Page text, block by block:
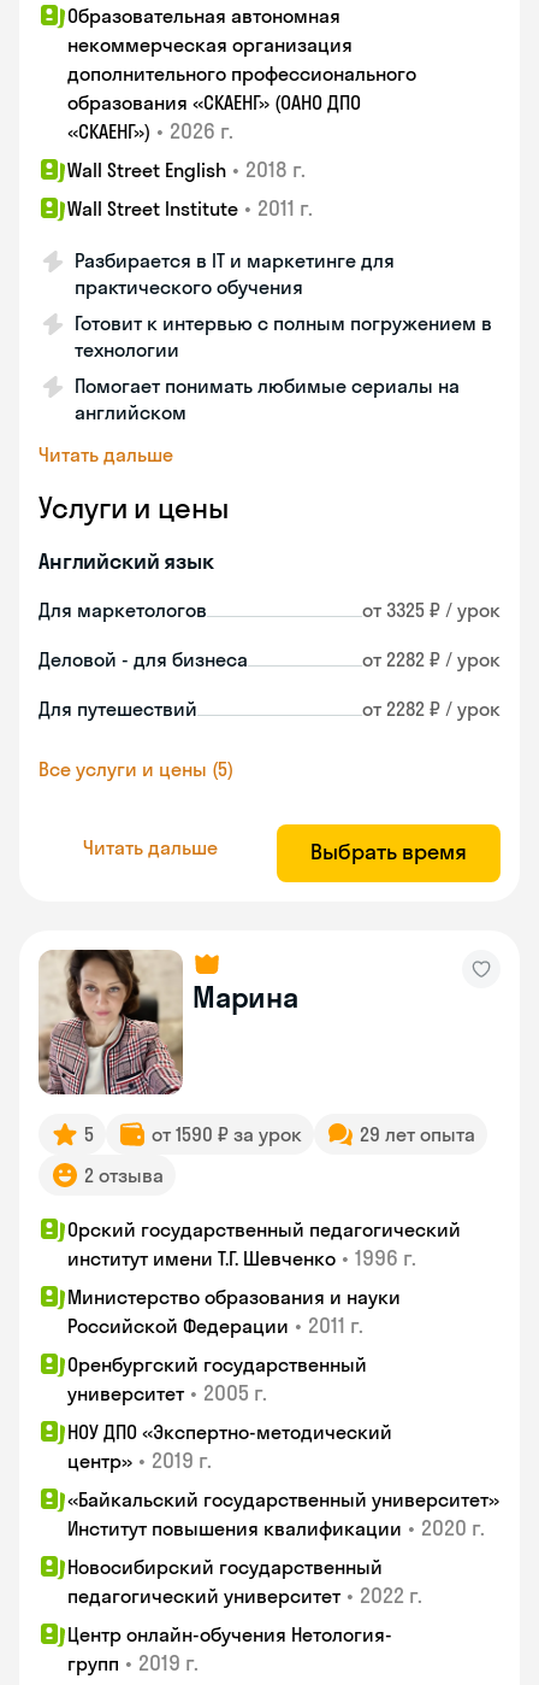
Образовательная автономная
некоммерческая организация
дополнительного профессионального
образования «СКАЕНГ» (ОАНО ДПО
«СКАЕНГ») • 2026 г.
Wall Street English • 2018 г.
Wall Street Institute • 2011 г.
Разбирается в IT и маркетинге для
практического обучения
Готовит к интервью с полным погружением в
технологии
Помогает понимать любимые сериалы на
английском
Читать дальше
Услуги и цены
Английский язык
Для маркетологов от 3325 ₽ / урок
Деловой - для бизнеса от 2282 ₽ / урок
Для путешествий от 2282 ₽ / урок
Все услуги и цены (5)
Читать дальше Выбрать время
Марина
5 от 1590 ₽ за урок
29 лет опыта
2 отзыва
Орский государственный педагогический
институт имени Т.Г. Шевченко • 1996 г.
Министерство образования и науки
Российской Федерации • 2011 г.
Оренбургский государственный
университет • 2005 г.
НОУ ДПО «Экспертно-методический
центр» • 2019 г.
«Байкальский государственный университет»
Институт повышения квалификации • 2020 г.
Новосибирский государственный
педагогический университет • 2022 г.
Центр онлайн-обучения Нетология-
групп • 2019 г.